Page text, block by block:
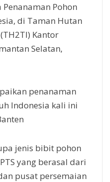
Pohon
di Taman Hutan
Kantor
Selatan,
penanaman
Indonesia kali ini
jenis bibit pohon
yang berasal dari
pusat persemaian